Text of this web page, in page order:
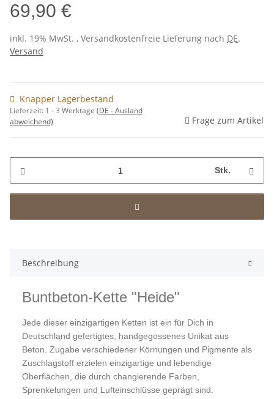
69,90 €
inkl. 19% MwSt. , Versandkostenfreie Lieferung nach DE.
Versand
Knapper Lagerbestand
Lieferzeit: 1 - 3 Werktage (DE - Ausland
abweichend)
Frage zum Artikel
Stk.
Beschreibung
Buntbeton-Kette "Heide"
Jede dieser einzigartigen Ketten ist ein für Dich in
Deutschland gefertigtes, handgegossenes Unikat aus
Beton. Zugabe verschiedener Körnungen und Pigmente als
Zuschlagstoff erzielen einzigartige und lebendige
Oberflächen, die durch changierende Farben,
Sprenkelungen und Lufteinschlüsse geprägt sind.